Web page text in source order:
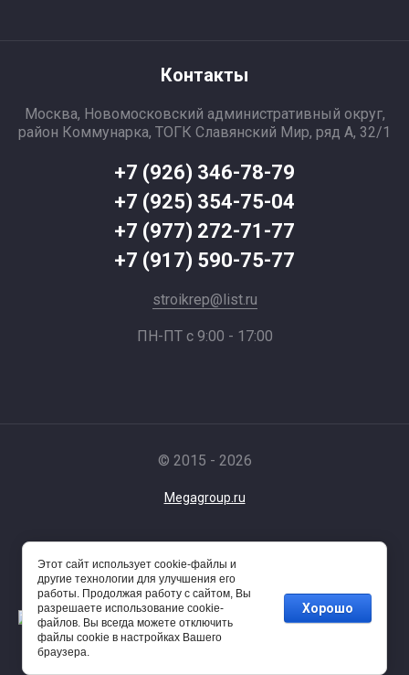
Контакты
Москва, Новомосковский административный округ,
район Коммунарка, ТОГК Славянский Мир, ряд А, 32/1
+7 (926) 346-78-79
+7 (925) 354-75-04
+7 (977) 272-71-77
+7 (917) 590-75-77
stroikrep@list.ru
ПН-ПТ с 9:00 - 17:00
© 2015 - 2026
Megagroup.ru
Этот сайт использует cookie-файлы и
другие технологии для улучшения его
работы. Продолжая работу с сайтом, Вы
разрешаете использование cookie-
файлов. Вы всегда можете отключить
файлы cookie в настройках Вашего
браузера.
Хорошо